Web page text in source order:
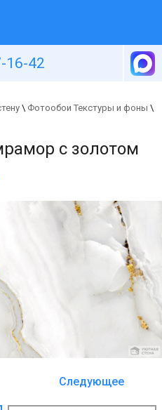
16-42
\ Фотообои Текстуры и фоны \
с золотом
Следующее